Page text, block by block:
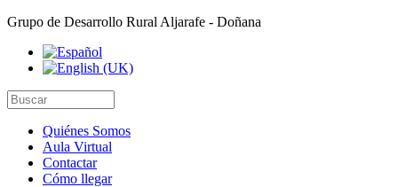
Grupo de Desarrollo Rural Aljarafe - Doñana
Quiénes Somos
Aula Virtual
Contactar
Cómo llegar